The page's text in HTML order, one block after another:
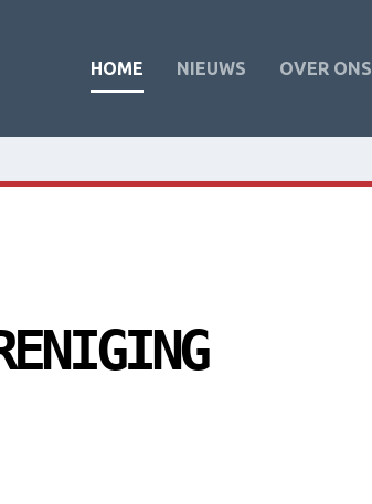
HOME NIEUWS OVER ONS